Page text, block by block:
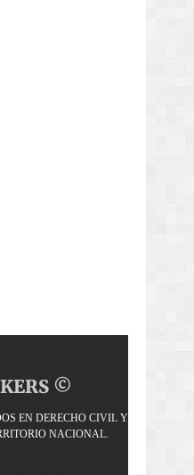
©
EN DERECHO CIVIL Y
NACIONAL.